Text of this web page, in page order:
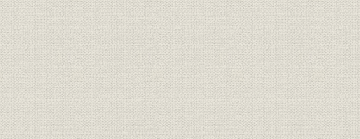
表4-28 補償法特別融通の残高と回収率
表4-29 補償法特別融通の回収状況
表4-30 日本銀行貸出残高とその内訳
表5-1 ビルブロー・カー銀行の主要負債